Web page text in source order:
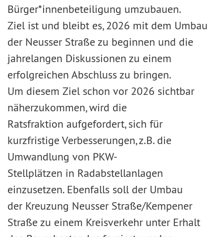
Bürger*innenbeteiligung umzubauen.
Ziel ist und bleibt es, 2026 mit dem Umbau
der Neusser Straße zu beginnen und die
jahrelangen Diskussionen zu einem
erfolgreichen Abschluss zu bringen.
Um diesem Ziel schon vor 2026 sichtbar
näherzukommen, wird die
Ratsfraktion aufgefordert, sich für
kurzfristige Verbesserungen, z.B. die
Umwandlung von PKW-
Stellplätzen in Radabstellanlagen
einzusetzen. Ebenfalls soll der Umbau
der Kreuzung Neusser Straße/Kempener
Straße zu einem Kreisverkehr unter Erhalt